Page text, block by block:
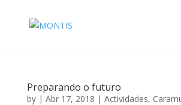
Preparando o futuro
by | Abr 17, 2018 | Actividades,